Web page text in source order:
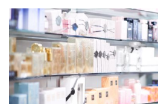
ЭКОНОМИКА
СПОРТ
КУЛЬТУРА